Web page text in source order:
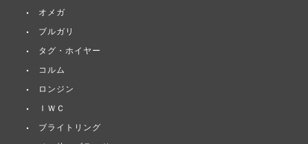
オメガ
ブルガリ
タグ・ホイヤー
コルム
ロンジン
ＩＷＣ
ブライトリング